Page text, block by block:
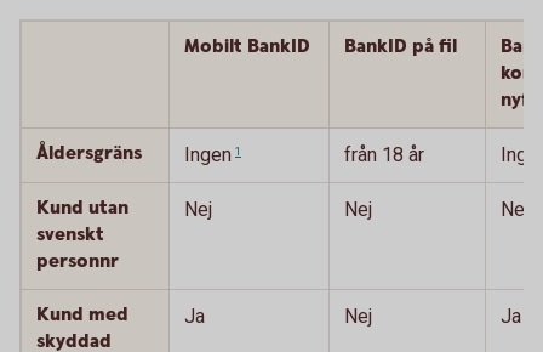
Mobilt BankID BankID på fil
kort
Åldersgräns Ingen 1 från 18 år
Kund utan
svenskt
personnr
Nej Nej Nej
Kund med
skyddad
Ja Nej Ja